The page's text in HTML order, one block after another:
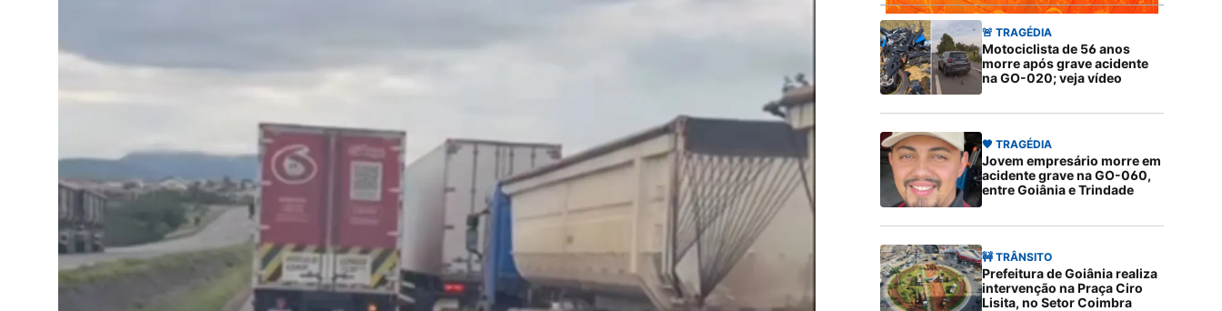
🚨 TRAGÉDIA
Motociclista de 56 anos
morre após grave acidente
na GO-020; veja vídeo
🖤 TRAGÉDIA
Jovem empresário morre em
acidente grave na GO-060,
entre Goiânia e Trindade
🚧 TRÂNSITO
Prefeitura de Goiânia realiza
intervenção na Praça Ciro
Lisita, no Setor Coimbra